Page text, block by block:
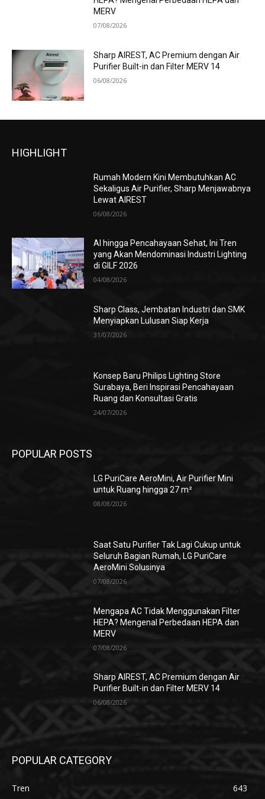
MERV
07/08/2026
Sharp AIREST, AC Premium dengan Air
Purifier Built-in dan Filter MERV 14
06/08/2026
HIGHLIGHT
Rumah Modern Kini Membutuhkan AC
Sekaligus Air Purifier, Sharp Menjawabnya
Lewat AIREST
06/08/2026
AI hingga Pencahayaan Sehat, Ini Tren
yang Akan Mendominasi Industri Lighting
di GILF 2026
04/08/2026
Sharp Class, Jembatan Industri dan SMK
Menyiapkan Lulusan Siap Kerja
31/07/2026
Konsep Baru Philips Lighting Store
Surabaya, Beri Inspirasi Pencahayaan
Ruang dan Konsultasi Gratis
24/07/2026
POPULAR POSTS
LG PuriCare AeroMini, Air Purifier Mini
untuk Ruang hingga 27 m²
08/08/2026
Saat Satu Purifier Tak Lagi Cukup untuk
Seluruh Bagian Rumah, LG PuriCare
AeroMini Solusinya
07/08/2026
Mengapa AC Tidak Menggunakan Filter
HEPA? Mengenal Perbedaan HEPA dan
MERV
07/08/2026
Sharp AIREST, AC Premium dengan Air
Purifier Built-in dan Filter MERV 14
06/08/2026
POPULAR CATEGORY
Tren
643